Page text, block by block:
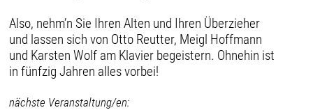
Also, nehm’n Sie Ihren Alten und Ihren Überzieher
und lassen sich von Otto Reutter, Meigl Hoffmann
und Karsten Wolf am Klavier begeistern. Ohnehin ist
in fünfzig Jahren alles vorbei!
nächste Veranstaltung/en: